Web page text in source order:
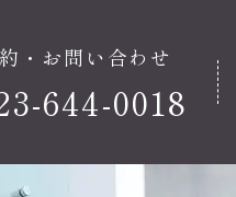
・お問い合わせ
644-0018